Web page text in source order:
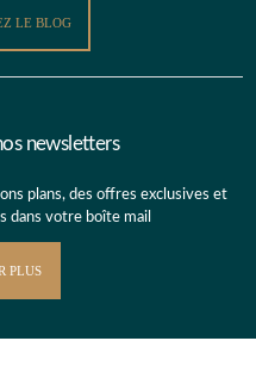
LE BLOG
newsletters
plans, des offres exclusives et
dans votre boîte mail
PLUS